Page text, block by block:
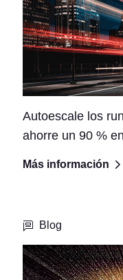
Autoescale los
ahorre un 90 %
Más información
Blog